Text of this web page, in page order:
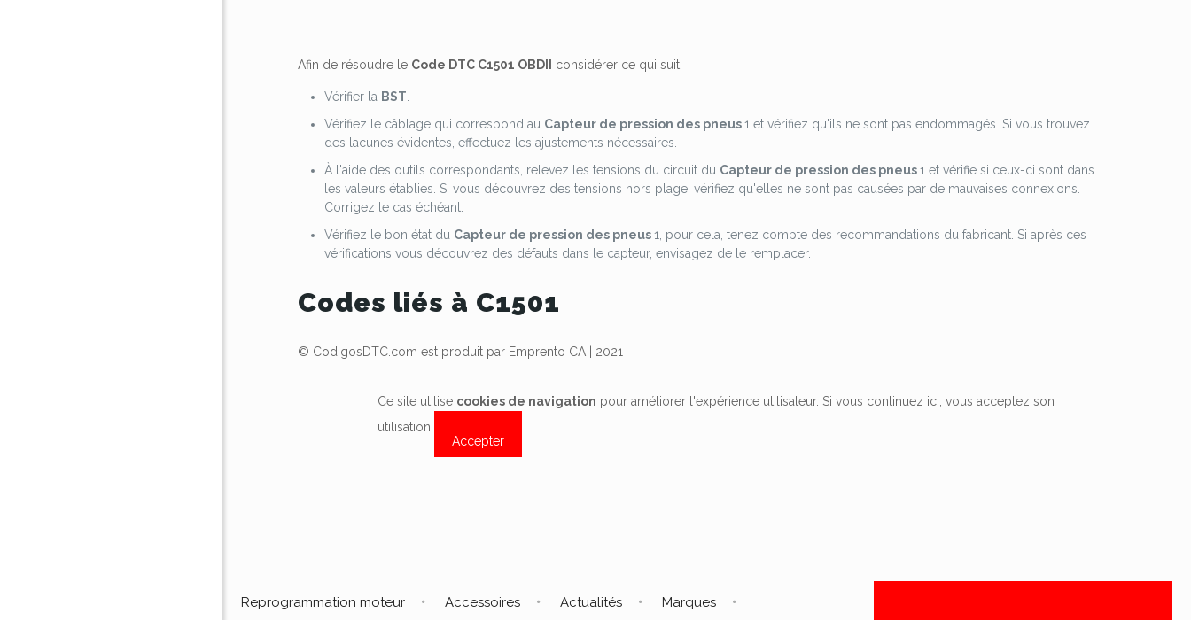
Afin de résoudre le Code DTC C1501 OBDII considérer ce qui suit:
Vérifier la BST
Vérifiez le câblage qui correspond au Capteur de pression des pneus1 et vérifiez qu'ils ne sont pas endommagés. Si vous trouvez
des lacunes évidentes, effectuez les ajustements nécessaires.
À l'aide des outils correspondants, relevez les tensions du circuit du Capteur de pression des pneus1 et vérifie si ceux-ci sont dans
les valeurs établies. Si vous découvrez des tensions hors plage, vérifiez qu'elles ne sont pas causées par de mauvaises connexions.
Corrigez le cas échéant.
Vérifiez le bon état du Capteur de pression des pneus1, pour cela, tenez compte des recommandations du fabricant. Si après ces
vérifications vous découvrez des défauts dans le capteur, envisagez de le remplacer.
Codes liés à C1501
© CodigosDTC.com est produit par Emprento CA | 2021
Ce site utilise cookies de navigation pour améliorer l'expérience utilisateur. Si vous continuez ici, vous acceptez son
utilisation
Accepter
Reprogrammation moteur Accessoires Actualités Marques